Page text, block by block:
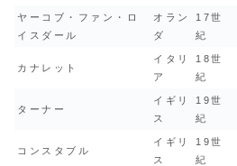
ヤーコブ・ファン・ロ
イスダール
オラン
ダ
17世
紀
カナレット
イタリ
ア
18世
紀
ターナー
イギリ
ス
19世
紀
コンスタブル
イギリ
ス
19世
紀